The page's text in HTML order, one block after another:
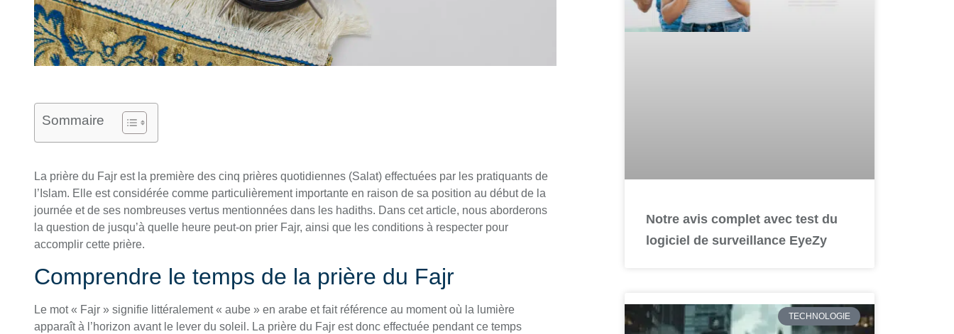
Sommaire
La prière du Fajr est la première des cinq prières quotidiennes (Salat) effectuées par les pratiquants de
l’Islam. Elle est considérée comme particulièrement importante en raison de sa position au début de la
journée et de ses nombreuses vertus mentionnées dans les hadiths. Dans cet article, nous aborderons
la question de jusqu’à quelle heure peut-on prier Fajr, ainsi que les conditions à respecter pour
accomplir cette prière.
Comprendre le temps de la prière du Fajr
Le mot « Fajr » signifie littéralement « aube » en arabe et fait référence au moment où la lumière
apparaît à l’horizon avant le lever du soleil. La prière du Fajr est donc effectuée pendant ce temps
Notre avis complet avec test du
logiciel de surveillance EyeZy
TECHNOLOGIE